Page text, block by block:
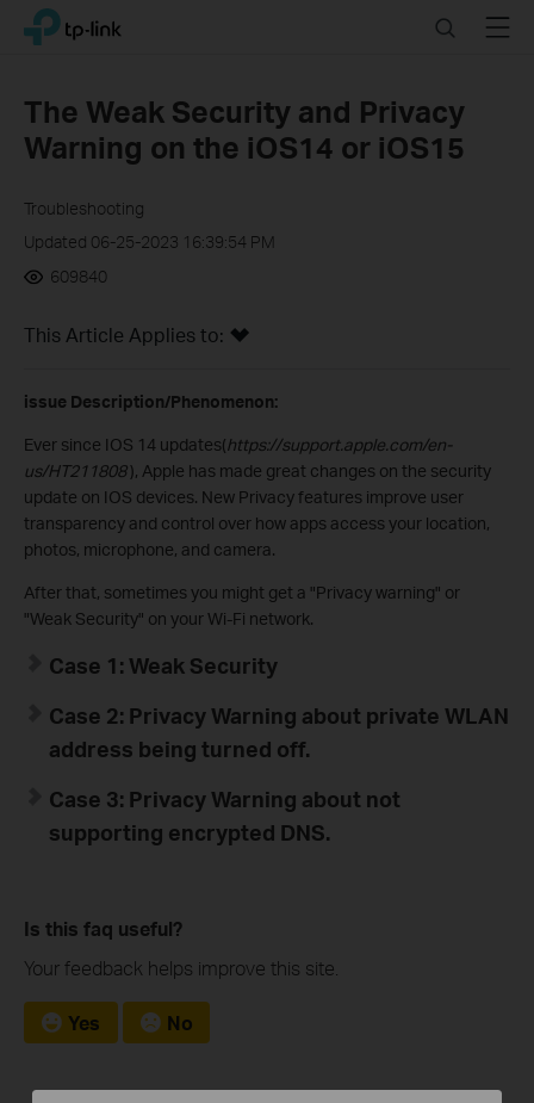
Click
navigation
TP-Link, Reliably Smart SearchMenu
The Weak Security and Privacy
Warning on the iOS14 or iOS15
Troubleshooting
Updated 06-25-2023 16:39:54 PM
609840
This Article Applies to:
issue Description/Phenomenon:
Ever since IOS 14 updates(https://support.apple.com/en-
us/HT211808), Apple has made great changes on the security
update on IOS devices. New Privacy features improve user
transparency and control over how apps access your location,
photos, microphone, and camera.
After that, sometimes you might get a "Privacy warning" or
"Weak Security" on your Wi-Fi network.
Case 1: Weak Security
Case 2: Privacy Warning about private WLAN
address being turned off.
Case 3: Privacy Warning about not
supporting encrypted DNS.
Is this faq useful?
Your feedback helps improve this site.
Yes No